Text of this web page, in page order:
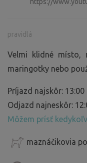
pravidlá
Velmi klidné místo,
maringotky nebo
Príjazd najskôr: 13:00
Odjazd najneskôr:
Môžem prísť
maznáčikovia